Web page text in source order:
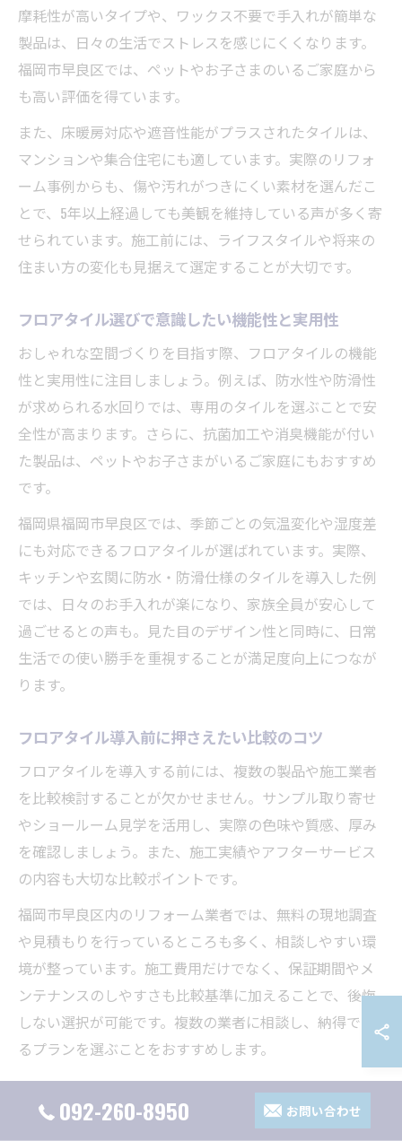
摩耗性が高いタイプや、ワックス不要で手入れが簡単な
製品は、日々の生活でストレスを感じにくくなります。
福岡市早良区では、ペットやお子さまのいるご家庭から
も高い評価を得ています。
また、床暖房対応や遮音性能がプラスされたタイルは、
マンションや集合住宅にも適しています。実際のリフォ
ーム事例からも、傷や汚れがつきにくい素材を選んだこ
とで、5年以上経過しても美観を維持している声が多く寄
せられています。施工前には、ライフスタイルや将来の
住まい方の変化も見据えて選定することが大切です。
フロアタイル選びで意識したい機能性と実用性
おしゃれな空間づくりを目指す際、フロアタイルの機能
性と実用性に注目しましょう。例えば、防水性や防滑性
が求められる水回りでは、専用のタイルを選ぶことで安
全性が高まります。さらに、抗菌加工や消臭機能が付い
た製品は、ペットやお子さまがいるご家庭にもおすすめ
です。
福岡県福岡市早良区では、季節ごとの気温変化や湿度差
にも対応できるフロアタイルが選ばれています。実際、
キッチンや玄関に防水・防滑仕様のタイルを導入した例
では、日々のお手入れが楽になり、家族全員が安心して
過ごせるとの声も。見た目のデザイン性と同時に、日常
生活での使い勝手を重視することが満足度向上につなが
ります。
フロアタイル導入前に押さえたい比較のコツ
フロアタイルを導入する前には、複数の製品や施工業者
を比較検討することが欠かせません。サンプル取り寄せ
やショールーム見学を活用し、実際の色味や質感、厚み
を確認しましょう。また、施工実績やアフターサービス
の内容も大切な比較ポイントです。
福岡市早良区内のリフォーム業者では、無料の現地調査
や見積もりを行っているところも多く、相談しやすい環
境が整っています。施工費用だけでなく、保証期間やメ
ンテナンスのしやすさも比較基準に加えることで、後悔
しない選択が可能です。複数の業者に相談し、納得でき
るプランを選ぶことをおすすめします。
フロアタイル選びの落とし穴とその対策法
092-260-8950 お問い合わせ